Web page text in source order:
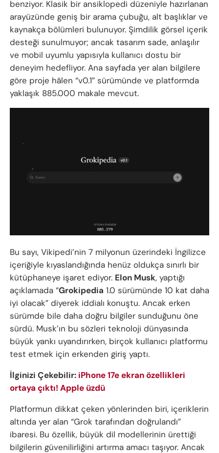
benziyor. Klasik bir ansiklopedi düzeniyle hazırlanan
arayüzünde geniş bir arama çubuğu, alt başlıklar ve
kaynakça bölümleri bulunuyor. Şimdilik görsel içerik
desteği sunulmuyor; ancak tasarım sade, anlaşılır
ve mobil uyumlu yapısıyla kullanıcı dostu bir
deneyim hedefliyor. Ana sayfada yer alan bilgilere
göre proje hâlen “v0.1” sürümünde ve platformda
yaklaşık 885.000 makale mevcut.
Bu sayı, Vikipedi’nin 7 milyonun üzerindeki İngilizce
içeriğiyle kıyaslandığında henüz oldukça sınırlı bir
kütüphaneye işaret ediyor. Elon Musk, yaptığı
açıklamada “Grokipedia 1.0 sürümünde 10 kat daha
iyi olacak” diyerek iddialı konuştu. Ancak erken
sürümde bile daha doğru bilgiler sunduğunu öne
sürdü. Musk’ın bu sözleri teknoloji dünyasında
büyük yankı uyandırırken, birçok kullanıcı platformu
test etmek için erkenden giriş yaptı.
İlginizi Çekebilir: iPhone 17e ekran özellikleri
ortaya çıktı! Apple üzdü
Platformun dikkat çeken yönlerinden biri, içeriklerin
altında yer alan “Grok tarafından doğrulandı”
ibaresi. Bu özellik, büyük dil modellerinin ürettiği
bilgilerin güvenilirliğini artırma amacı taşıyor. Ancak